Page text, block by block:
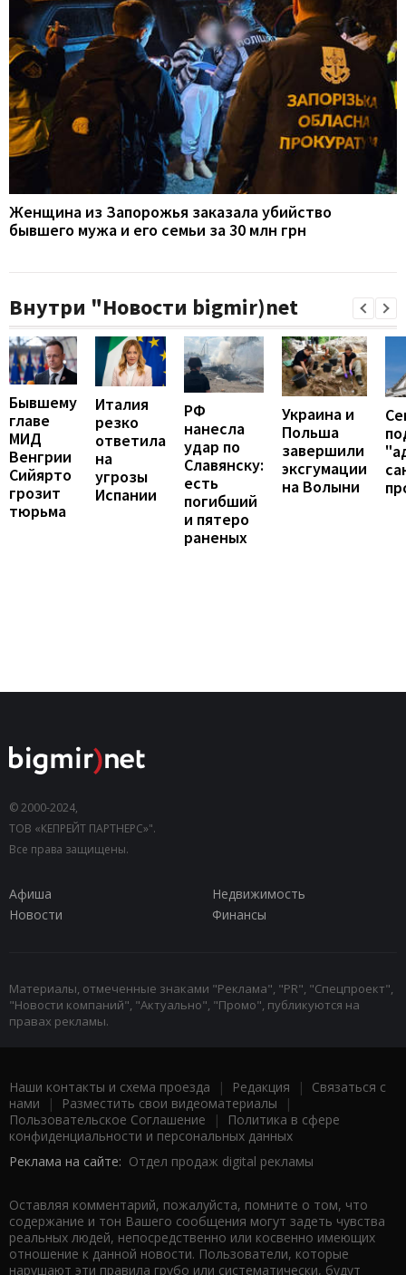
Женщина из Запорожья заказала убийство
бывшего мужа и его семьи за 30 млн грн
Внутри "Новости bigmir)net
Бывшему
главе
МИД
Венгрии
Сийярто
грозит
тюрьма
Италия
резко
ответила
на
угрозы
Испании
РФ
нанесла
удар по
Славянску:
есть
погибший
и пятеро
раненых
Украина и
Польша
завершили
эксгумации
на Волыни
© 2000-2024,
ТОВ «КЕПРЕЙТ ПАРТНЕРС»".
Все права защищены.
Афиша
Недвижимость
Новости
Финансы
Материалы, отмеченные знаками "Реклама", "PR", "Спецпроект",
"Новости компаний", "Актуально", "Промо", публикуются на
правах рекламы.
Наши контакты и схема проезда | Редакция | Связаться с
нами | Разместить свои видеоматериалы |
Пользовательское Соглашение |
Политика в сфере
конфиденциальности и персональных данных
Реклама на сайте: Отдел продаж digital рекламы
Оставляя комментарий, пожалуйста, помните о том, что
содержание и тон Вашего сообщения могут задеть чувства
реальных людей, непосредственно или косвенно имеющих
отношение к данной новости. Пользователи, которые
нарушают эти правила грубо или систематически, будут